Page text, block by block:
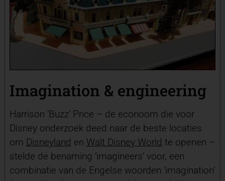
Imagination & engineering
Harrison ‘Buzz’ Price – de econoom die voor
Disney onderzoek deed naar de beste locaties
om Disneyland en Walt Disney World te openen –
stelde de benaming ‘imagineers’ voor, een
combinatie van de Engelse woorden ‘imagination’